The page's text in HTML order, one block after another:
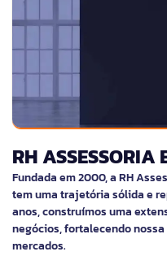
RH ASSESSORIA
Fundada em 2000, a RH
tem uma trajetória sólida e
anos, construímos uma
negócios, fortalecendo
mercados.